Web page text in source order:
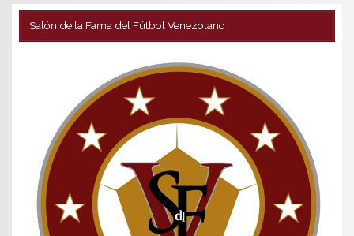
Salón de la Fama del Fútbol Venezolano